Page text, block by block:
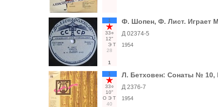
1
33○
12"
Э Т
28
1
Ф. Шопен, Ф. Лист. Играет
Д 02374-5
1954
1
33○
10"
О Э Т
40
Л. Бетховен: Сонаты №
Д 2376-7
1954